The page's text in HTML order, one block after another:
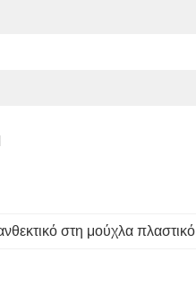
στη μούχλα πλαστικό